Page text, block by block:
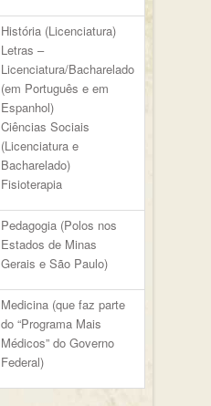
História (Licenciatura)
Letras –
Licenciatura/Bacharelado
(em Português e em
Espanhol)
Ciências Sociais
(Licenciatura e
Bacharelado)
Fisioterapia
Pedagogia (Polos nos
Estados de Minas
Gerais e São Paulo)
Medicina (que faz parte
do “Programa Mais
Médicos” do Governo
Federal)